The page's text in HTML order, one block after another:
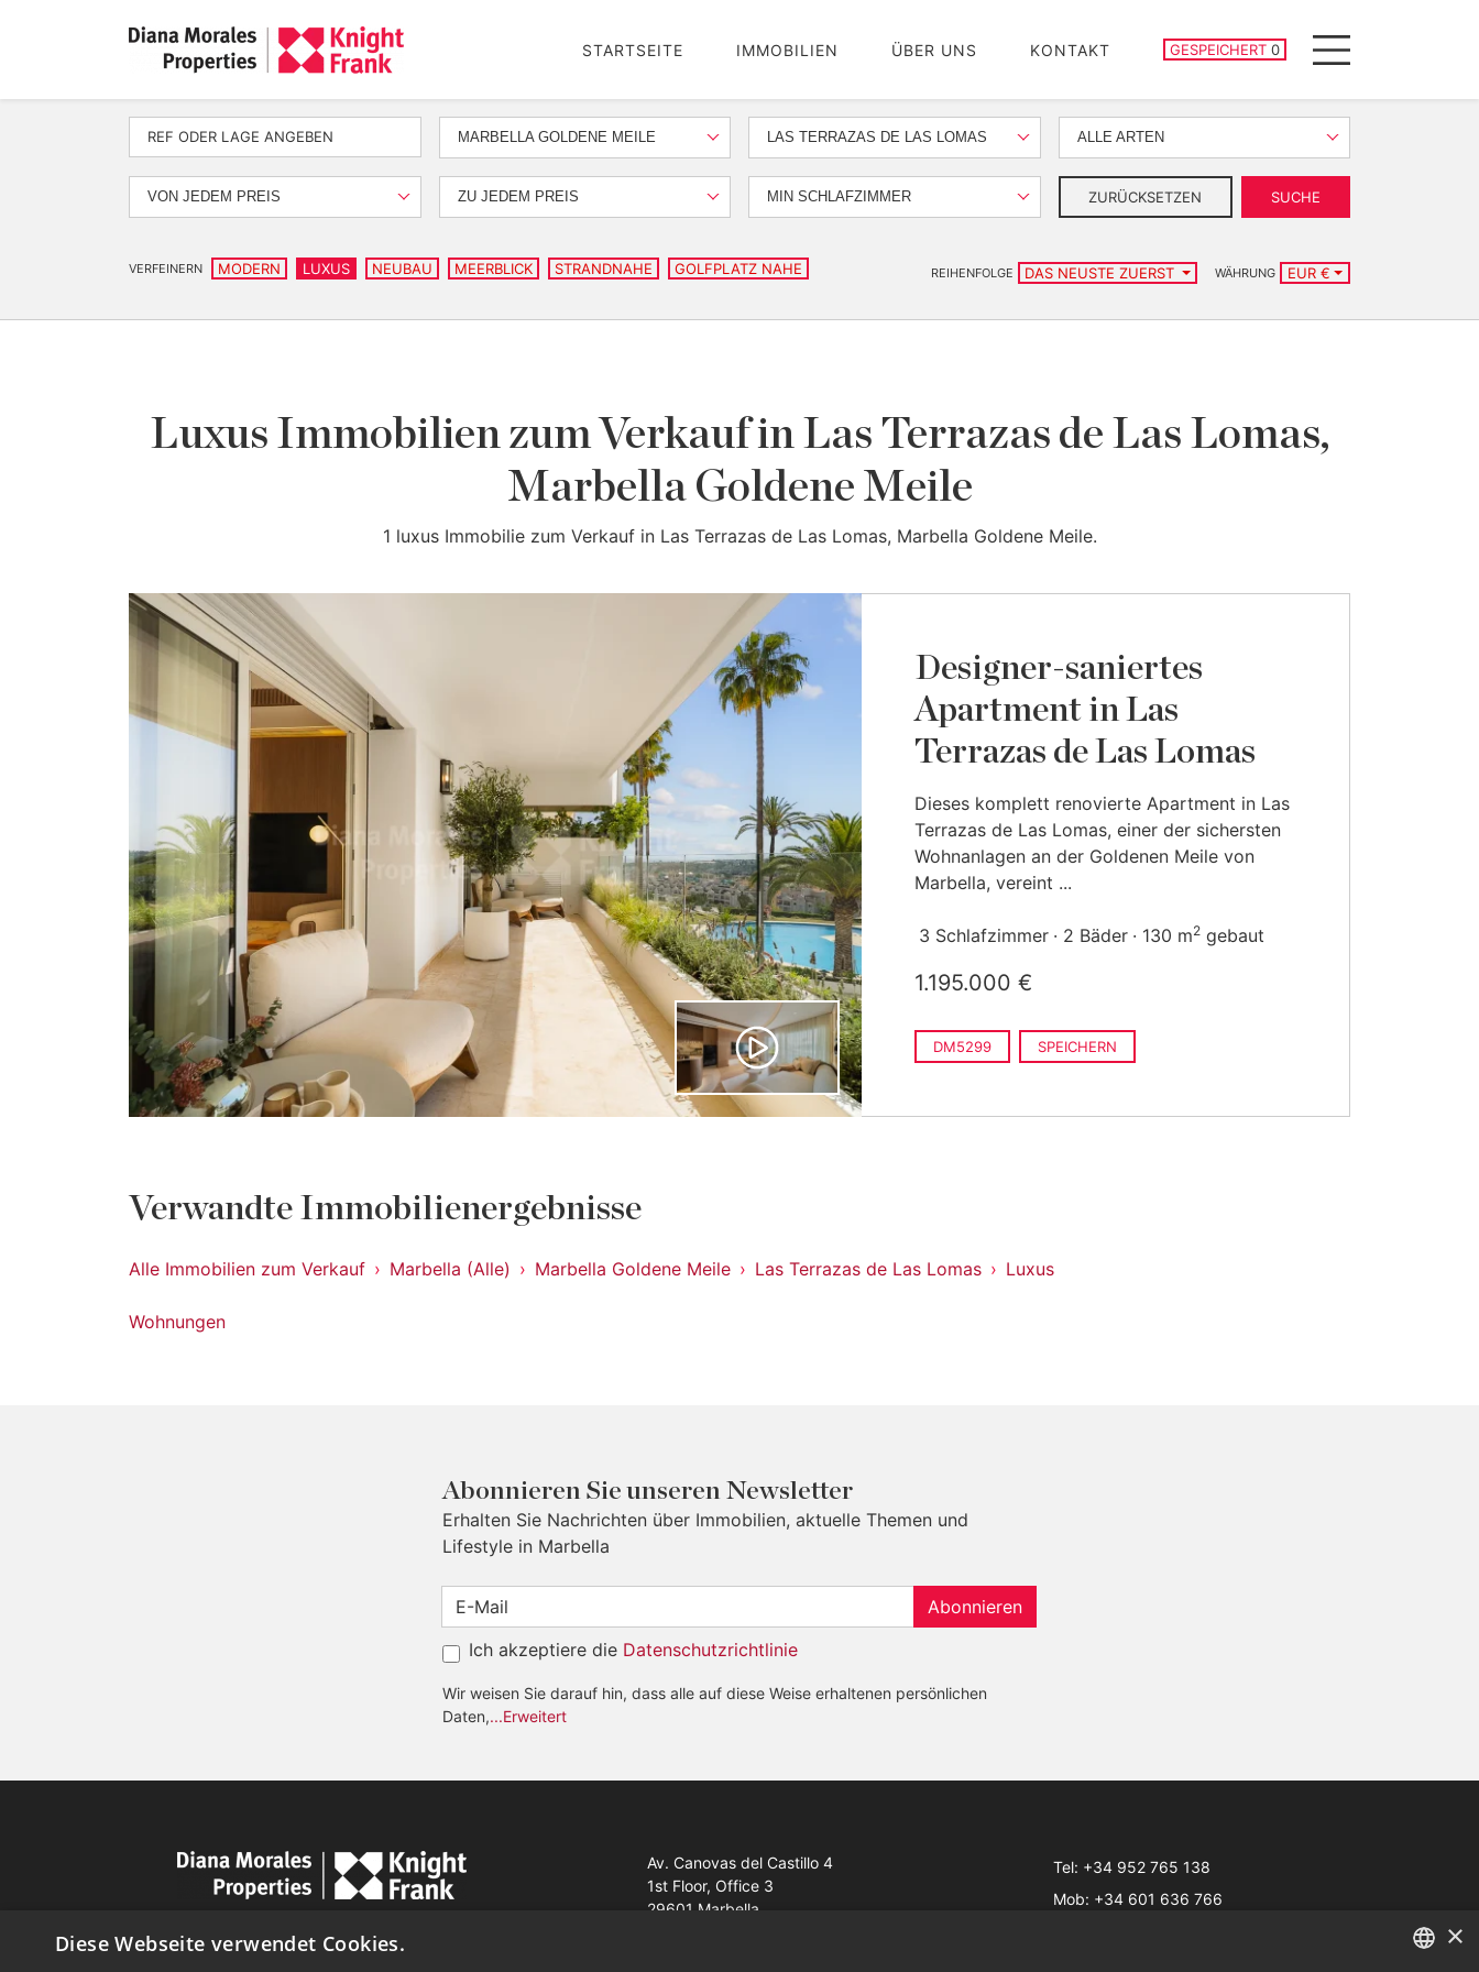
STARTSEITE IMMOBILIEN ÜBER UNS KONTAKT GESPEICHERT 0
GESPEICHERTE IMMOBILIEN
Menu
MARBELLA GOLDENE MEILE LAS TERRAZAS DE LAS LOMAS ALLE ARTEN
VON JEDEM PREIS ZU JEDEM PREIS MIN SCHLAFZIMMER ZURÜCKSETZEN SUCHE
VERFEINERN MODERN LUXUS NEUBAU MEERBLICK STRANDNAHE GOLFPLATZ NAHE REIHENFOLGE DAS NEUSTE ZUERST WÄHRUNG EUR €
Luxus Immobilien zum Verkauf in Las Terrazas de Las Lomas,
Marbella Goldene Meile
1 luxus Immobilie zum Verkauf in Las Terrazas de Las Lomas, Marbella Goldene Meile.
Designer-saniertes
Apartment in Las
Terrazas de Las Lomas
Dieses komplett renovierte Apartment in Las
Terrazas de Las Lomas, einer der sichersten
Wohnanlagen an der Goldenen Meile von
Marbella, vereint ...
3 Schlafzimmer 2 Bäder 130 m2 gebaut
1.195.000 €
DM5299 SPEICHERN
Verwandte Immobilienergebnisse
Alle Immobilien zum Verkauf Marbella (Alle) Marbella Goldene Meile Las Terrazas de Las Lomas Luxus
Wohnungen
Abonnieren Sie unseren Newsletter
Erhalten Sie Nachrichten über Immobilien, aktuelle Themen und
Lifestyle in Marbella
Abonnieren
Ich akzeptiere die Datenschutzrichtlinie
Wir weisen Sie darauf hin, dass alle auf diese Weise erhaltenen persönlichen
Daten,...Erweitert
Av. Canovas del Castillo 4
1st Floor, Office 3
29601 Marbella
Tel: +34 952 765 138
Mob: +34 601 636 766
×
Diese Webseite verwendet Cookies.